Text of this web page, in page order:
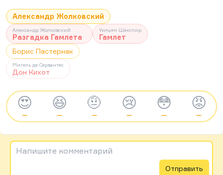
Александр Жолковский
Александр Жолковский
Разгадка Гамлета
Уильям Шекспир
Гамлет
Борис Пастернак
Мигель де Сервантес
Дон Кихот
😍
—
😆
—
🤨
—
😢
—
😳
—
😡
—
Напишите комментарий
Отправить